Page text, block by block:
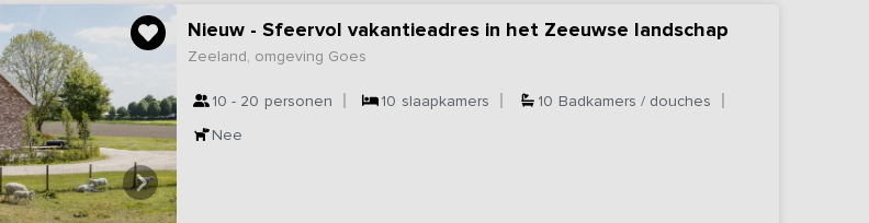
Nieuw - Sfeervol vakantieadres in het Zeeuwse landschap
Zeeland, omgeving Goes
10 - 20 personen 10 slaapkamers 10 Badkamers / douches
Nee